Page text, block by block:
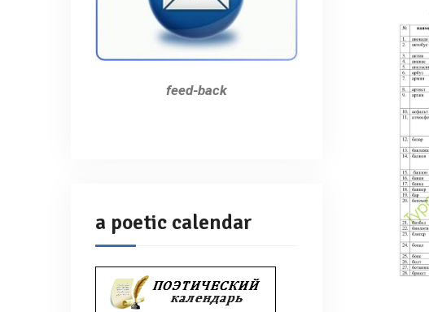
feed-back
a poetic calendar